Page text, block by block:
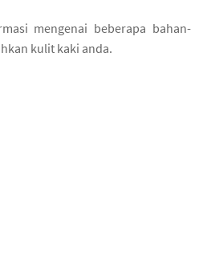
mengenai beberapa bahan-
kulit kaki anda.